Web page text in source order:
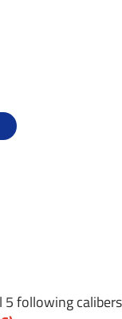
following